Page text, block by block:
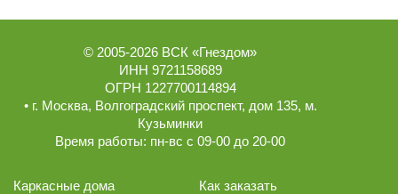
© 2005-2026 ВСК «Гнездом»
ИНН 9721158689
ОГРН 1227700114894
• г. Москва, Волгоградский проспект, дом 135, м.
Кузьминки
Время работы: пн-вс с 09-00 до 20-00
Каркасные дома
Как заказать